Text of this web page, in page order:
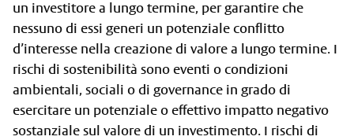
un investitore a lungo termine, per garantire che
nessuno di essi generi un potenziale conflitto
d’interesse nella creazione di valore a lungo termine. I
rischi di sostenibilità sono eventi o condizioni
ambientali, sociali o di governance in grado di
esercitare un potenziale o effettivo impatto negativo
sostanziale sul valore di un investimento. I rischi di